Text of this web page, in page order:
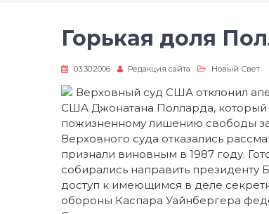
Горькая доля
03.30.2006 Редакция сайта Новый Свет
Верховный суд США отклонил
США Джонатана Полларда, который
пожизненному лишению свободы
Верховного суда отказались
признали виновным в 1987 году.
собирались направить
доступ к имеющимся в деле
обороны Каспара Уайнбергера